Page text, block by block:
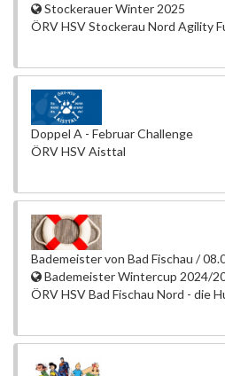
Stockerauer Winter 2025
ÖRV HSV Stockerau Nord Agility
Doppel A - Februar Challenge
ÖRV HSV Aisttal
Bademeister von Bad Fischau /
Bademeister Wintercup 2024/
ÖRV HSV Bad Fischau Nord - die